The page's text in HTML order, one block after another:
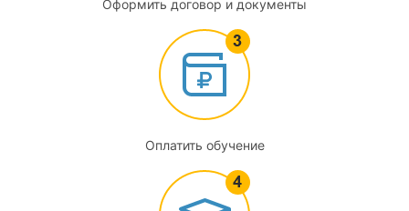
2.4
Требования к специалистам, проводящим
метрологическую экспертизу. Права и обязанности
специалистов, на которых возложено проведение
метрологической экспертизы
2.5
Требования к нормативному документу предприятий,
регламентирующих организацию и порядок проведения
Оформить договор и документы
Оплатить обучение